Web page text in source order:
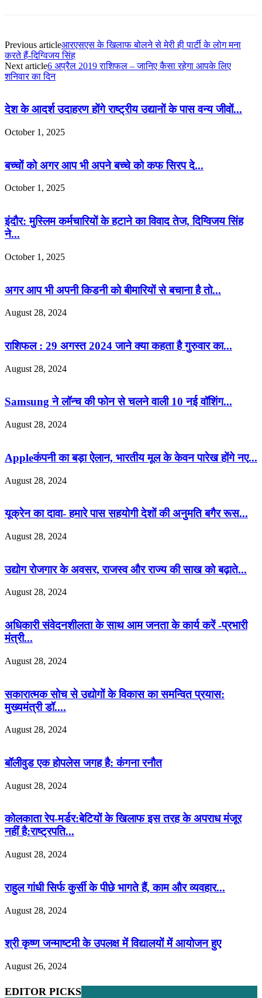
Previous articleआरएसएस के खिलाफ बोलने से मेरी ही पार्टी के लोग मना
करते हैं-दिग्विजय सिंह
Next article6 अप्रैल 2019 राशिफल – जानिए कैसा रहेगा आपके लिए
शनिवार का दिन
देश के आदर्श उदाहरण होंगे राष्ट्रीय उद्यानों के पास वन्य जीवों...
October 1, 2025
बच्चों को अगर आप भी अपने बच्चे को कफ सिरप दे...
October 1, 2025
इंदौर: मुस्लिम कर्मचारियों के हटाने का विवाद तेज, दिग्विजय सिंह
ने...
October 1, 2025
अगर आप भी अपनी किडनी को बीमारियों से बचाना है तो...
August 28, 2024
राशिफल : 29 अगस्त 2024 जाने क्या कहता है गुरुवार का...
August 28, 2024
Samsung ने लॉन्च की फोन से चलने वाली 10 नई वॉशिंग...
August 28, 2024
Appleकंपनी का बड़ा ऐलान, भारतीय मूल के केवन पारेख होंगे नए...
August 28, 2024
यूक्रेन का दावा- हमारे पास सहयोगी देशों की अनुमति बगैर रूस...
August 28, 2024
उद्योग रोजगार के अवसर, राजस्व और राज्य की साख को बढ़ाते...
August 28, 2024
अधिकारी संवेदनशीलता के साथ आम जनता के कार्य करें -प्रभारी
मंत्री...
August 28, 2024
सकारात्मक सोच से उद्योगों के विकास का समन्वित प्रयास:
मुख्यमंत्री डॉ....
August 28, 2024
बॉलीवुड एक होपलेस जगह है: कंंगना रनौत
August 28, 2024
कोलकाता रेप-मर्डर:बेटियों के खिलाफ इस तरह के अपराध मंजूर
नहीं है:राष्ट्रपति...
August 28, 2024
राहुल गांधी सिर्फ कुर्सी के पीछे भागते हैं, काम और व्यवहार...
August 28, 2024
श्री कृष्ण जन्माष्टमी के उपलक्ष में विद्यालयों में आयोजन हुए
August 26, 2024
EDITOR PICKS